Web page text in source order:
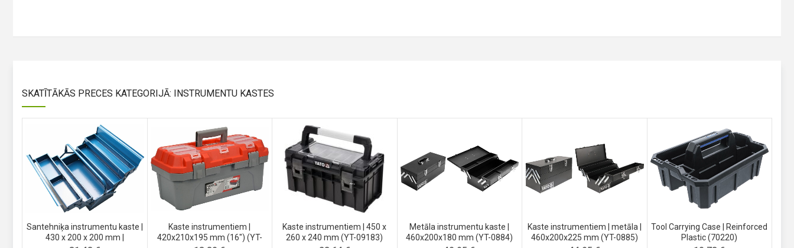
SKATĪTĀKĀS PRECES KATEGORIJĀ: INSTRUMENTU KASTES
Santehniķa instrumentu kaste |
430 x 200 x 200 mm |
Kaste instrumentiem |
420x210x195 mm (16″) (YT-
Kaste instrumentiem | 450 x
260 x 240 mm (YT-09183)
Metāla instrumentu kaste |
460x200x180 mm (YT-0884)
Kaste instrumentiem | metāla |
460x200x225 mm (YT-0885)
Tool Carrying Case | Reinforced
Plastic (70220)